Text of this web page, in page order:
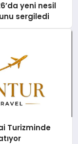
yeni nesil
sergiledi
Turizminde